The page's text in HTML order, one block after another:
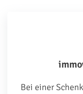
Bei einer